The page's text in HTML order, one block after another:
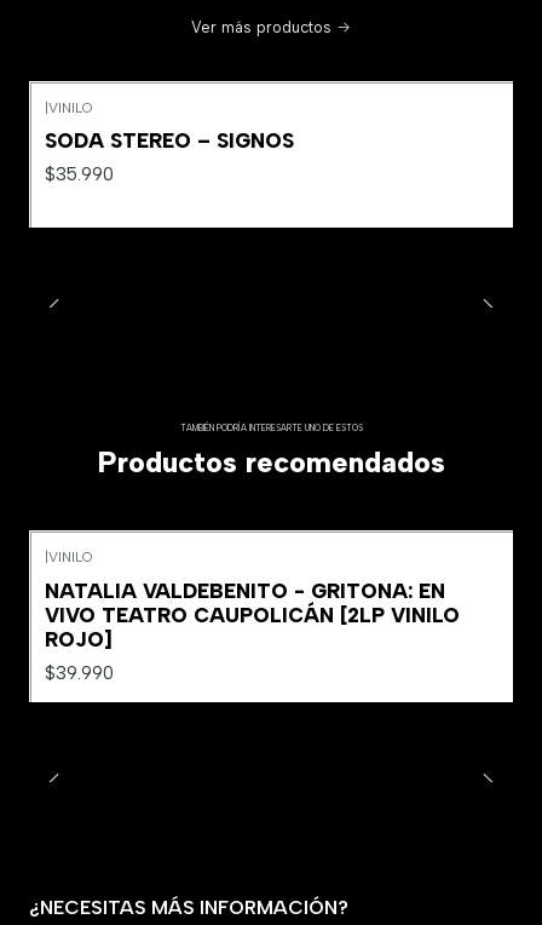
Ver más productos
VINILO
SODA STEREO – SIGNOS
$35.990
TAMBIÉN PODRÍA INTERESARTE UNO DE ESTOS
Productos recomendados
VINILO
NATALIA VALDEBENITO - GRITONA: EN
VIVO TEATRO CAUPOLICÁN [2LP VINILO
ROJO]
$39.990
¿NECESITAS MÁS INFORMACIÓN?